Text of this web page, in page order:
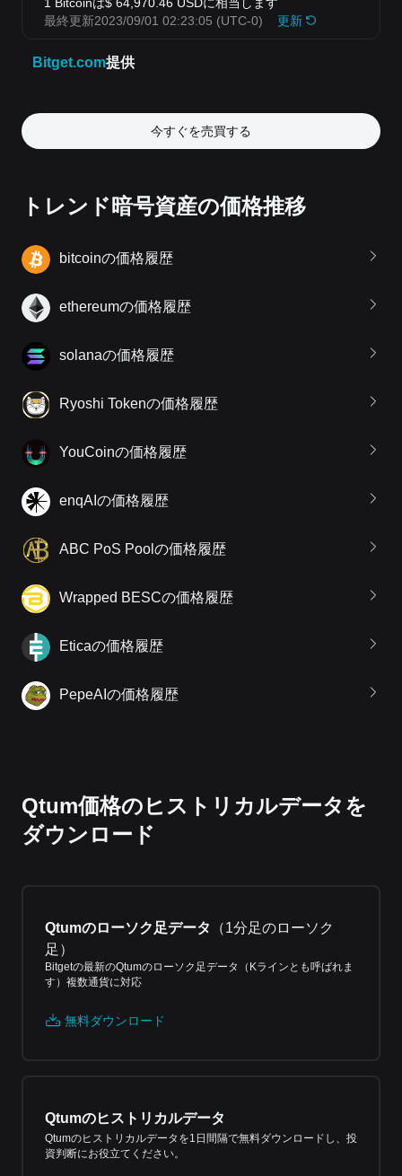
今すぐを売買する
トレンド暗号資産の価格推移
bitcoinの価格履歴
ethereumの価格履歴
solanaの価格履歴
Ryoshi Tokenの価格履歴
YouCoinの価格履歴
enqAIの価格履歴
ABC PoS Poolの価格履歴
Wrapped BESCの価格履歴
Eticaの価格履歴
PepeAIの価格履歴
Qtum価格のヒストリカルデータを
ダウンロード
Qtumのローソク足データ （1分足のローソク
足 ）
Bitgetの最新のQtumのローソク足データ（Kラインとも呼ばれま
す）複数通貨に対応
無料ダウンロード
Qtumのヒストリカルデータ
Qtumのヒストリカルデータを1日間隔で無料ダウンロードし、投
資判断にお役立てください。